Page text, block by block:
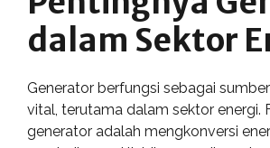
dalam Sektor
Generator berfungsi sebagai
vital, terutama dalam sektor energi.
generator adalah mengkonversi